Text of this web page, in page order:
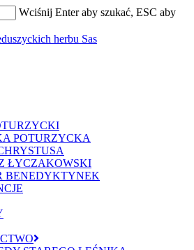
Wciśnij Enter aby szukać, ESC aby
POTURZYCKA
ŁYCZAKOWSKI
BENEDYKTYNEK